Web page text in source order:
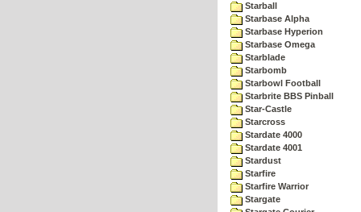
Starball
Starbase Alpha
Starbase Hyperion
Starbase Omega
Starblade
Starbomb
Starbowl Football
Starbrite BBS Pinball
Star-Castle
Starcross
Stardate 4000
Stardate 4001
Stardust
Starfire
Starfire Warrior
Stargate